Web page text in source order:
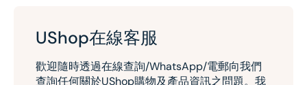
UShop在線客服
歡迎隨時透過在線查詢/WhatsApp/電郵向我們
查詢任何關於UShop購物及產品資訊之問題。我